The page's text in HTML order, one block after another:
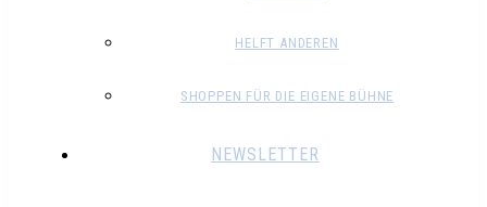
HELFT ANDEREN
SHOPPEN FÜR DIE EIGENE BÜHNE
NEWSLETTER